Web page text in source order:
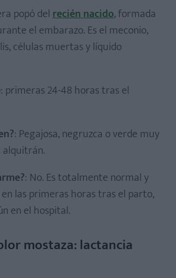
popó delrecién nacido, formada
el embarazo. Es el meconio,
células muertas y líquido
: primeras 24-48 horas tras el
: Pegajosa, negruzca o verde muy
alquitrán.
: No. Es totalmente normal y
las primeras horas tras el parto,
en el hospital.
mostaza: lactancia